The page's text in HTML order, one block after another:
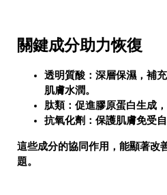
關鍵成分助力恢復
透明質酸 ：深層保濕，補
肌膚水潤。
肽類 ：促進膠原蛋白生成
抗氧化劑 ：保護肌膚免受
這些成分的協同作用，能顯著改
題。